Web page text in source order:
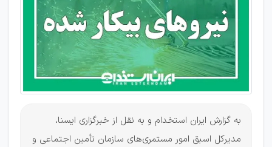
به گزارش ایران استخدام و به نقل از خبرگزاری ایسنا،
مدیرکل اسبق امور مستمری‌های سازمان تأمین اجتماعی و